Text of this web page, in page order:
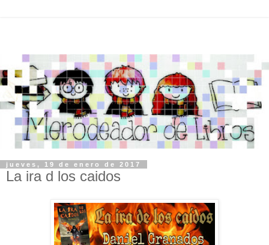
jueves, 19 de enero de 2017
La ira d los caidos